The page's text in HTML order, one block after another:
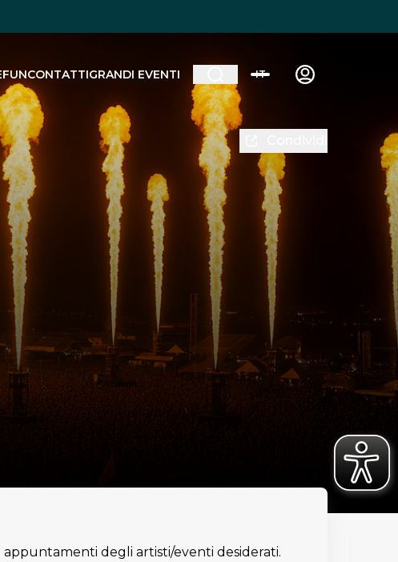
CONTATTIGRANDI EVENTI IT
degli artisti/eventi desiderati.